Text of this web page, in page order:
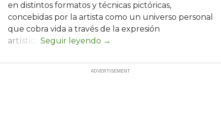
en distintos formatos y técnicas pictóricas,
concebidas por la artista como un universo personal
que cobra vida a través de la expresión
artística.